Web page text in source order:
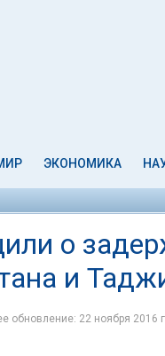
ЭКОНОМИКА
о
и
обновление: 22 ноября 2016